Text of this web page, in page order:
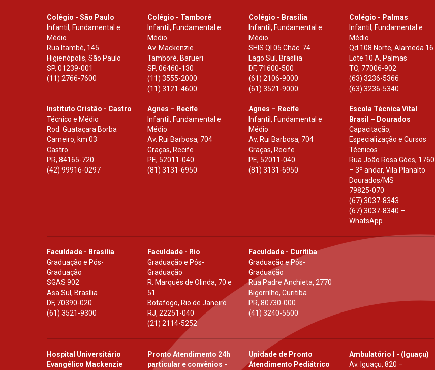
Colégio - São Paulo
Infantil, Fundamental e
Médio
Rua Itambé, 145
Higienópolis, São Paulo
SP, 01239-001
(11) 2766-7600
Colégio - Tamboré
Infantil, Fundamental e
Médio
Av. Mackenzie
Tamboré, Barueri
SP,06460-130
(11) 3555-2000
(11) 3121-4600
Colégio - Brasília
Infantil, Fundamental e
Médio
SHIS Ql 05 Chác. 74
Lago Sul, Brasília
DF, 71600-500
(61) 2106-9000
(61) 3521-9000
Colégio - Palmas
Infantil, Fundamental e
Médio
Qd.108 Norte, Alameda 16
Lote 10 A, Palmas
TO, 77006-902
(63) 3236-5366
(63) 3236-5340
Instituto Cristão - Castro
Técnico e Médio
Rod. Guataçara Borba
Carneiro, km 03
Castro
PR, 84165-720
(42) 99916-0297
Agnes – Recife
Infantil, Fundamental e
Médio
Av. Rui Barbosa, 704
Graças, Recife
PE, 52011-040
(81) 3131-6950
Agnes – Recife
Infantil, Fundamental e
Médio
Av. Rui Barbosa, 704
Graças, Recife
PE, 52011-040
(81) 3131-6950
Escola Técnica Vital
Brasil – Dourados
Capacitação,
Especialização e Cursos
Técnicos
Rua João Rosa Góes, 1760
– 3º andar, Vila Planalto
Dourados/MS
79825-070
(67) 3037-8343
(67) 3037-8340 –
WhatsApp
Faculdade - Brasília
Graduação e Pós-
Graduação
SGAS 902
Asa Sul, Brasília
DF, 70390-020
(61) 3521-9300
Faculdade - Rio
Graduação e Pós-
Graduação
R. Marquês de Olinda, 70 e
51
Botafogo, Rio de Janeiro
RJ,22251-040
(21) 2114-5252
Faculdade - Curitiba
Graduação e Pós-
Graduação
Rua Padre Anchieta, 2770
Bigorrilho, Curitiba
PR, 80730-000
(41) 3240-5500
Hospital Universitário
Evangélico Mackenzie
Pronto Atendimento 24h
particular e convênios -
Unidade de Pronto
Atendimento Pediátrico
Ambulatório I - (Iguaçu)
Av. Iguaçu, 820 –